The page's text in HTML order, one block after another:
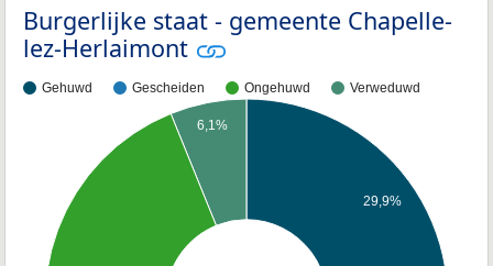
Burgerlijke staat - gemeente Chapelle-
lez-Herlaimont
Gehuwd Gescheiden Ongehuwd Verweduwd
29,9%
6,1%